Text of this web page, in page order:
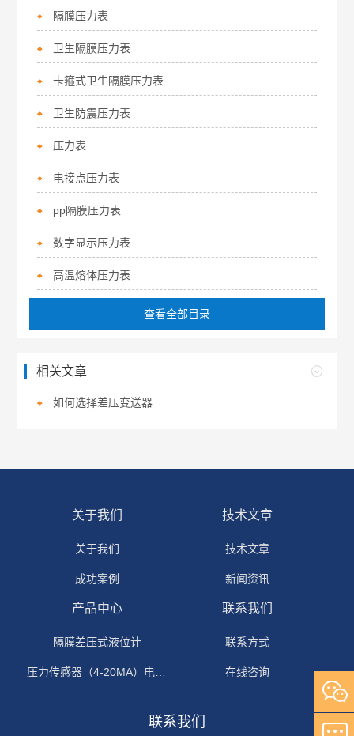
隔膜压力表
卫生隔膜压力表
卡箍式卫生隔膜压力表
卫生防震压力表
压力表
电接点压力表
pp隔膜压力表
数字显示压力表
高温熔体压力表
查看全部目录
相关文章
如何选择差压变送器
关于我们
关于我们
成功案例
技术文章
技术文章
新闻资讯
产品中心
隔膜差压式液位计
压力传感器（4-20MA）电流输出
联系我们
联系方式
在线咨询
联系我们